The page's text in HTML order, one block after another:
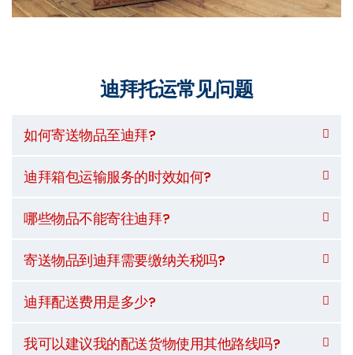
迪拜托运常见问题
如何寄送物品至迪拜?
迪拜箱包运输服务的时效如何?
哪些物品不能寄往迪拜?
寄送物品到迪拜需要缴纳关税吗?
迪拜配送费用是多少?
我可以建议我的配送货物使用其他路线吗?